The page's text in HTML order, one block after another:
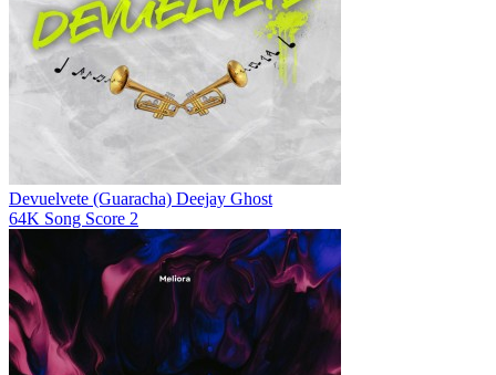
Devuelvete (Guaracha) Deejay Ghost
64K Song Score 2